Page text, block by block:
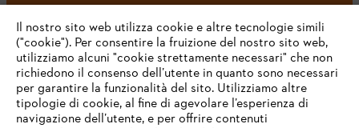
#STIHL
Il nostro sito web utilizza cookie e altre tecnologie simili
("cookie"). Per consentire la fruizione del nostro sito web,
utilizziamo alcuni "cookie strettamente necessari" che non
richiedono il consenso dell’utente in quanto sono necessari
per garantire la funzionalità del sito. Utilizziamo altre
tipologie di cookie, al fine di agevolare l’esperienza di
navigazione dell’utente, e per offrire contenuti